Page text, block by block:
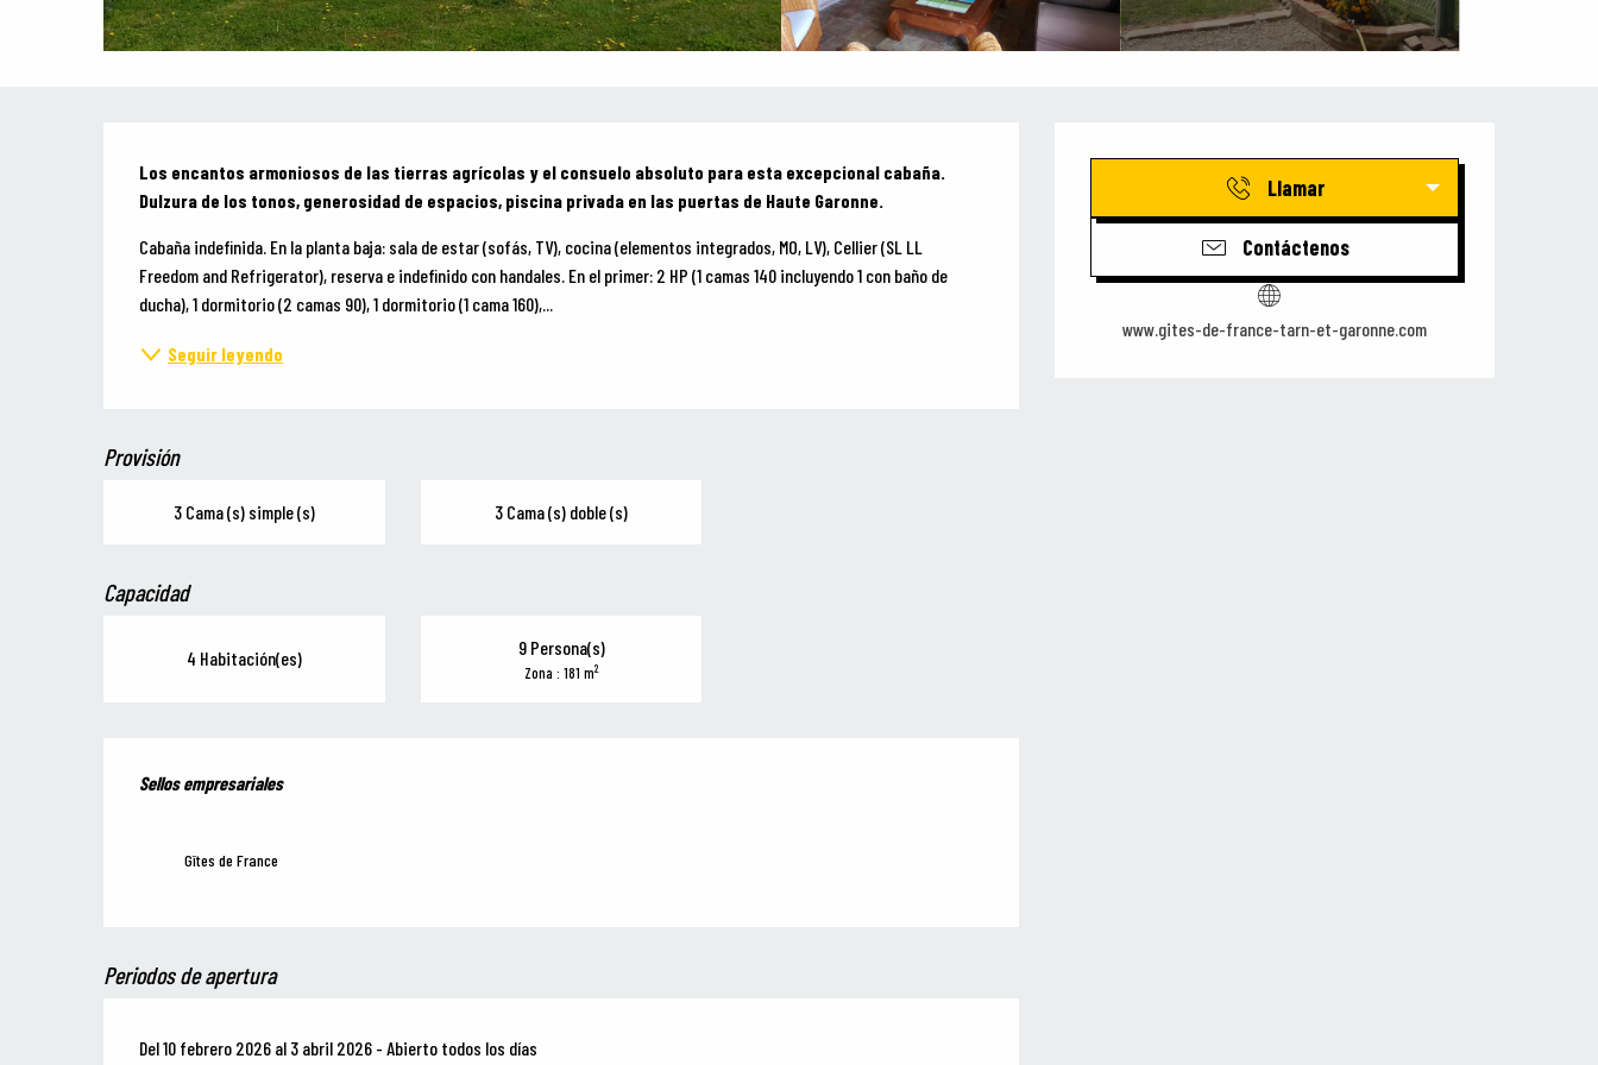
Llamar
Contáctenos
www.gites-de-france-tarn-et-garonne.com
Los encantos armoniosos de las tierras agrícolas y el consuelo absoluto para esta excepcional cabaña.
Dulzura de los tonos, generosidad de espacios, piscina privada en las puertas de Haute Garonne.
Cabaña indefinida. En la planta baja: sala de estar (sofás, TV), cocina (elementos integrados, MO, LV), Cellier (SL LL
Freedom and Refrigerator), reserva e indefinido con handales. En el primer: 2 HP (1 camas 140 incluyendo 1 con baño de
ducha), 1 dormitorio (2 camas 90), 1 dormitorio (1 cama 160),...
Seguir leyendo
Provisión
3 Cama (s) simple (s) 3 Cama (s) doble (s)
Capacidad
4 Habitación(es) 9 Persona(s)
Zona : 181 m2
Sellos empresariales
Sellos empresariales
Gîtes de France
Periodos de apertura
Del 10 febrero 2026 al 3 abril 2026 - Abierto todos los días